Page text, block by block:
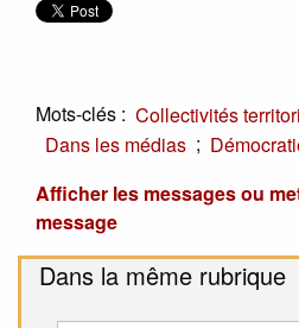
Mots-clés : Collectivités
Dans les médias ;
Afficher les messages ou
message
Dans la même rubrique